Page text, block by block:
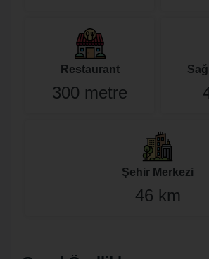
Restaurant
300 metre
Şehir Merkezi
46 km